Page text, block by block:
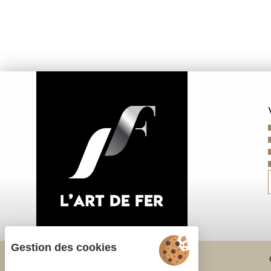
Gestion des cookies